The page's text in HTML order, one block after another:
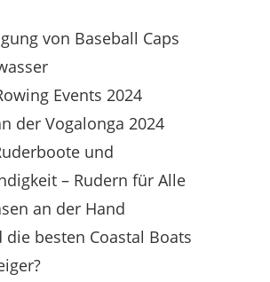
von Baseball Caps
Events 2024
der Vogalonga 2024
und
– Rudern für Alle
an der Hand
die besten Coastal Boats